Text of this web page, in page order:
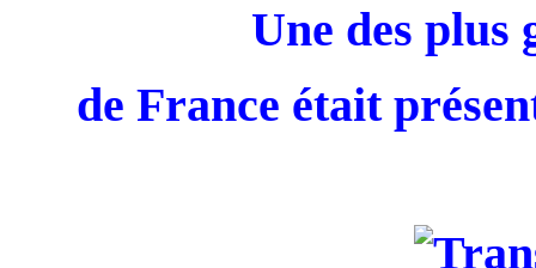
Une des plus
de France était